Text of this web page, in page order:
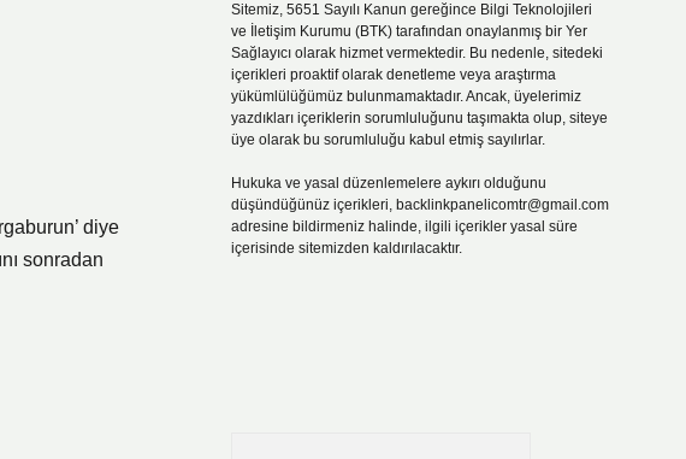
diye
sonradan
Sitemiz, 5651 Sayılı Kanun gereğince Bilgi Teknolojileri
ve İletişim Kurumu (BTK) tarafından onaylanmış bir Yer
Sağlayıcı olarak hizmet vermektedir. Bu nedenle, sitedeki
içerikleri proaktif olarak denetleme veya araştırma
yükümlülüğümüz bulunmamaktadır. Ancak, üyelerimiz
yazdıkları içeriklerin sorumluluğunu taşımakta olup, siteye
üye olarak bu sorumluluğu kabul etmiş sayılırlar.
Hukuka ve yasal düzenlemelere aykırı olduğunu
düşündüğünüz içerikleri, backlinkpanelicomtr@gmail.com
adresine bildirmeniz halinde, ilgili içerikler yasal süre
içerisinde sitemizden kaldırılacaktır.